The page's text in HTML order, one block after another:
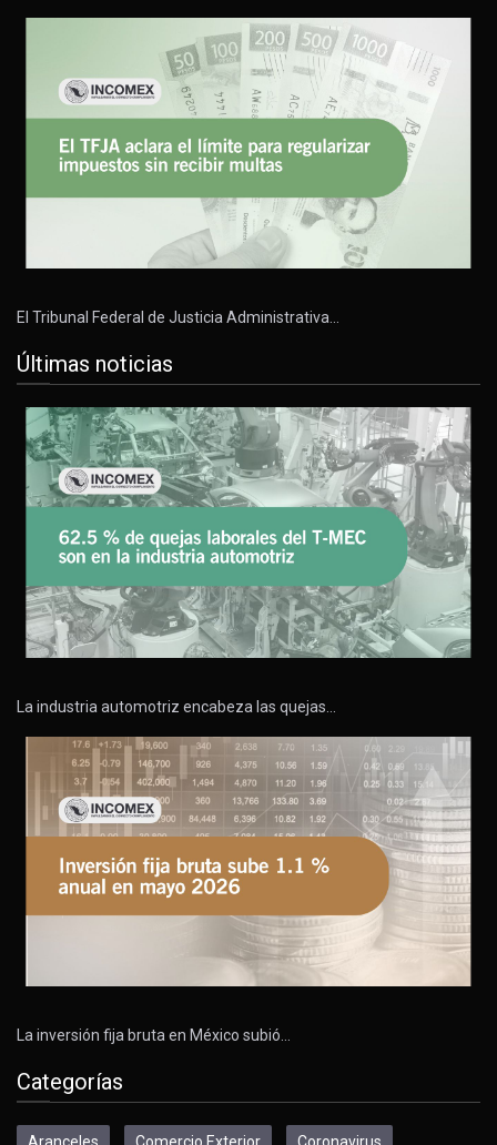
El Tribunal Federal de Justicia Administrativa…
Últimas noticias
La industria automotriz encabeza las quejas…
La inversión fija bruta en México subió…
Categorías